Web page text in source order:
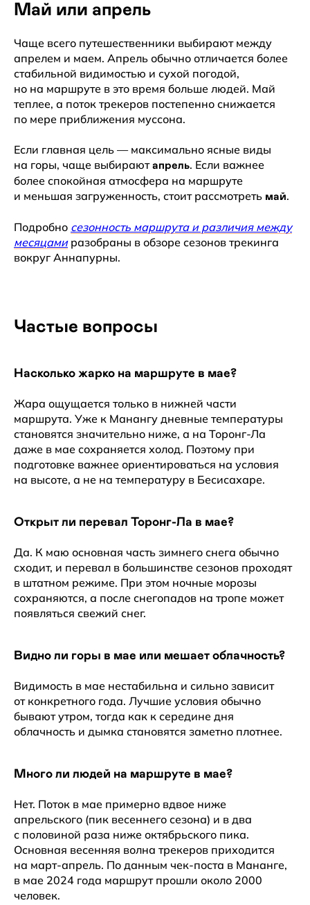
Май или апрель
Чаще всего путешественники выбирают между
апрелем и маем. Апрель обычно отличается более
стабильной видимостью и сухой погодой,
но на маршруте в это время больше людей. Май
теплее, а поток трекеров постепенно снижается
по мере приближения муссона.
Если главная цель — максимально ясные виды
на горы, чаще выбираютапрель. Если важнее
более спокойная атмосфера на маршруте
и меньшая загруженность, стоит рассмотреть май.
Подробно сезонность маршрута и различия между
месяцамиразобраны в обзоре сезонов трекинга
вокруг Аннапурны.
Частые вопросы
Насколько жарко на маршруте в мае?
Жара ощущается только в нижней части
маршрута. Уже к Манангу дневные температуры
становятся значительно ниже, а на Торонг-Ла
даже в мае сохраняется холод. Поэтому при
подготовке важнее ориентироваться на условия
на высоте, а не на температуру в Бесисахаре.
Открыт ли перевал Торонг-Ла в мае?
Да. К маю основная часть зимнего снега обычно
сходит, и перевал в большинстве сезонов проходят
в штатном режиме. При этом ночные морозы
сохраняются, а после снегопадов на тропе может
появляться свежий снег.
Видно ли горы в мае или мешает облачность?
Видимость в мае нестабильна и сильно зависит
от конкретного года. Лучшие условия обычно
бывают утром, тогда как к середине дня
облачность и дымка становятся заметно плотнее.
Много ли людей на маршруте в мае?
Нет. Поток в мае примерно вдвое ниже
апрельского (пик весеннего сезона) и в два
с половиной раза ниже октябрьского пика.
Основная весенняя волна трекеров приходится
на март-апрель. По данным чек-поста в Мананге,
в мае 2024 года маршрут прошли около 2000
человек.
Наши ближайшие
вокруг
аннапурны
18–29 октября 2026
Перейти >
30 окт. – 13 ноября 2026